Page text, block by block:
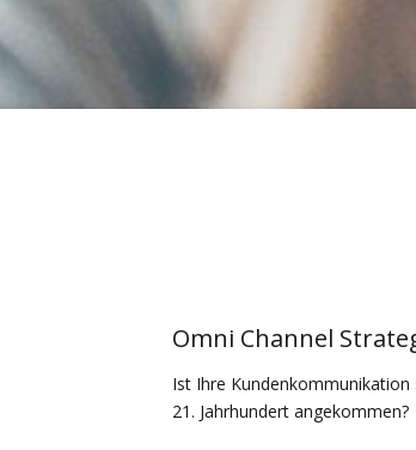
Omni Channel
Ist Ihre Kundenkommunikation
21. Jahrhundert angekommen?